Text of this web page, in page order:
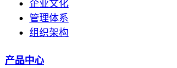
企业文化
管理体系
组织架构
产品中心